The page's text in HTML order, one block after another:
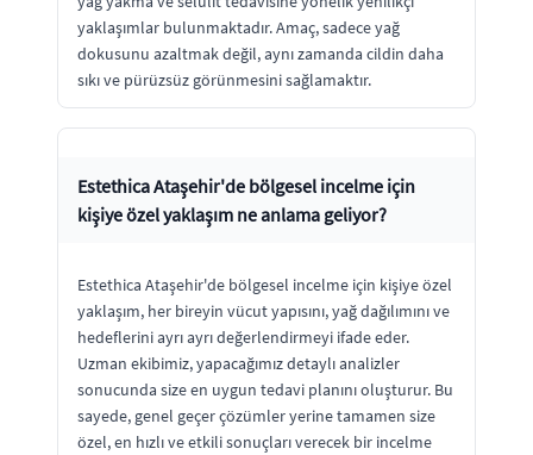
yaklaşımlar bulunmaktadır. Amaç, sadece yağ
dokusunu azaltmak değil, aynı zamanda cildin daha
sıkı ve pürüzsüz görünmesini sağlamaktır.
Estethica Ataşehir'de bölgesel incelme için
kişiye özel yaklaşım ne anlama geliyor?
Estethica Ataşehir'de bölgesel incelme için kişiye özel
yaklaşım, her bireyin vücut yapısını, yağ dağılımını ve
hedeflerini ayrı ayrı değerlendirmeyi ifade eder.
Uzman ekibimiz, yapacağımız detaylı analizler
sonucunda size en uygun tedavi planını oluşturur. Bu
sayede, genel geçer çözümler yerine tamamen size
özel, en hızlı ve etkili sonuçları verecek bir incelme